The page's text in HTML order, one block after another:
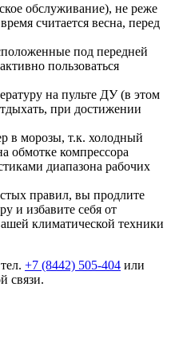
обслуживание), не реже
считается весна, перед
под передней
пользоваться
на пульте ДУ (в этом
при достижении
в морозы, т.к. холодный
обмотке компрессора
диапазона рабочих
правил, вы продлите
и избавите себя от
климатической техники
+7 (8442) 505-404 или
связи.